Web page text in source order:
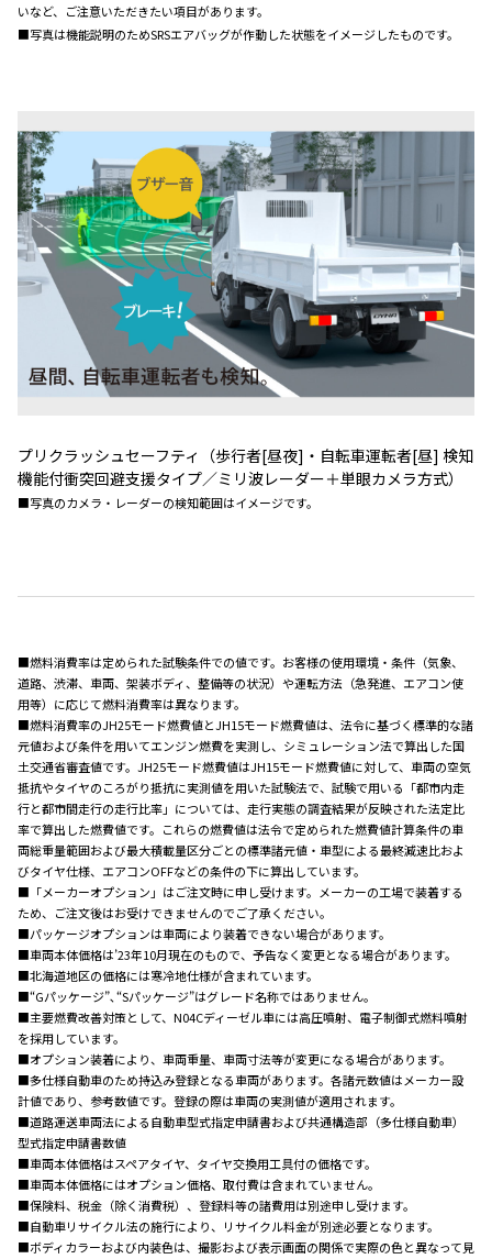
いなど、ご注意いただきたい項目があります。
■写真は機能説明のためSRSエアバッグが作動した状態をイメージしたものです。
プリクラッシュセーフティ（歩行者[昼夜]・自転車運転者[昼] 検知
機能付衝突回避支援タイプ／ミリ波レーダー＋単眼カメラ方式）
■写真のカメラ・レーダーの検知範囲はイメージです。
■燃料消費率は定められた試験条件での値です。お客様の使用環境・条件（気象、
道路、渋滞、車両、架装ボディ、整備等の状況）や運転方法（急発進、エアコン使
用等）に応じて燃料消費率は異なります。
■燃料消費率のJH25モード燃費値とJH15モード燃費値は、法令に基づく標準的な諸
元値および条件を用いてエンジン燃費を実測し、シミュレーション法で算出した国
土交通省審査値です。JH25モード燃費値はJH15モード燃費値に対して、車両の空気
抵抗やタイヤのころがり抵抗に実測値を用いた試験法で、試験で用いる「都市内走
行と都市間走行の走行比率」については、走行実態の調査結果が反映された法定比
率で算出した燃費値です。これらの燃費値は法令で定められた燃費値計算条件の車
両総重量範囲および最大積載量区分ごとの標準諸元値・車型による最終減速比およ
びタイヤ仕様、エアコンOFFなどの条件の下に算出しています。
■「メーカーオプション」はご注文時に申し受けます。メーカーの工場で装着する
ため、ご注文後はお受けできませんのでご了承ください。
■パッケージオプションは車両により装着できない場合があります。
■車両本体価格は’23年10月現在のもので、予告なく変更となる場合があります。
■北海道地区の価格には寒冷地仕様が含まれています。
■“Gパッケージ”､“Sパッケージ”はグレード名称ではありません。
■主要燃費改善対策として、N04Cディーゼル車には高圧噴射、電子制御式燃料噴射
を採用しています。
■オプション装着により、車両重量、車両寸法等が変更になる場合があります。
■多仕様自動車のため持込み登録となる車両があります。各諸元数値はメーカー設
計値であり、参考数値です。登録の際は車両の実測値が適用されます。
■道路運送車両法による自動車型式指定申請書および共通構造部（多仕様自動車）
型式指定申請書数値
■車両本体価格はスペアタイヤ、タイヤ交換用工具付の価格です。
■車両本体価格にはオプション価格、取付費は含まれていません。
■保険料、税金（除く消費税）、登録料等の諸費用は別途申し受けます。
■自動車リサイクル法の施行により、リサイクル料金が別途必要となります。
■ボディカラーおよび内装色は、撮影および表示画面の関係で実際の色と異なって見